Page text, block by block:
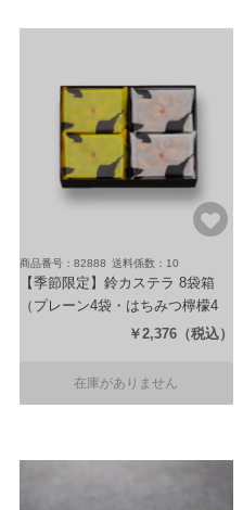
商品番号：82888 送料係数：10
【季節限定】鈴カステラ 8袋箱
（プレーン4袋・はちみつ檸檬4
￥2,376 （税込）
在庫がありません